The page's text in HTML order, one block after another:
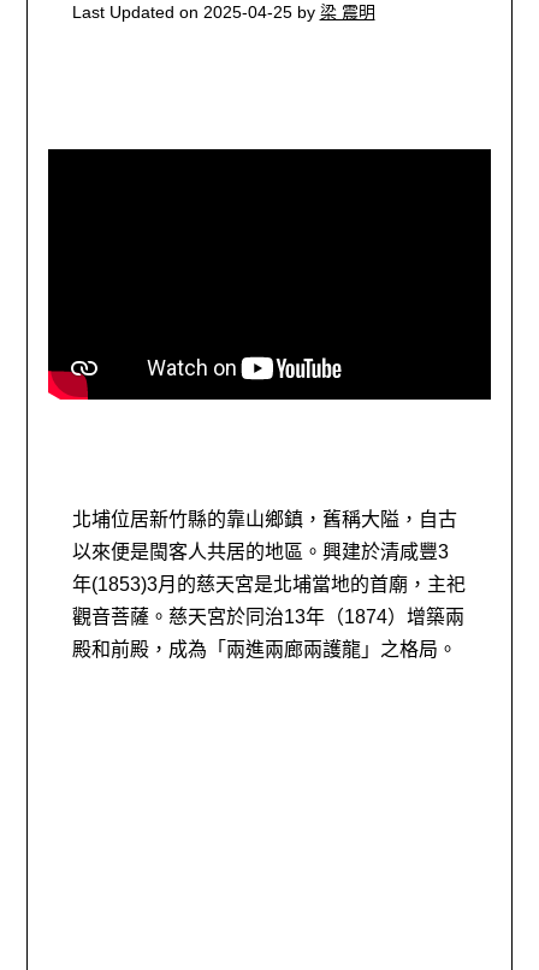
Last Updated on 2025-04-25 by 梁 震明
北埔位居新竹縣的靠山鄉鎮，舊稱大隘，自古
以來便是閩客人共居的地區。興建於清咸豐3
年(1853)3月的慈天宮是北埔當地的首廟，主祀
觀音菩薩。慈天宮於同治13年（1874）增築兩
殿和前殿，成為「兩進兩廊兩護龍」之格局。